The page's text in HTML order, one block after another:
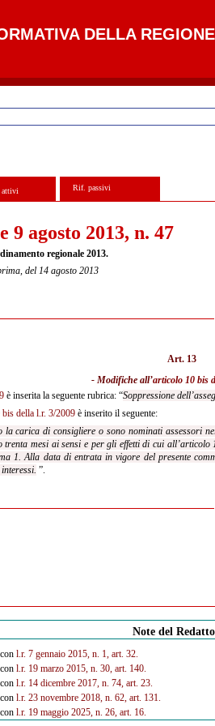
DELLA
Rif. passivi
9 agosto 2013, n. 47
regionale 2013.
del 14 agosto 2013
Art. 13
- Modifiche all’articolo 10 bis
è inserita la seguente rubrica: “Soppressione
della l.r. 3/2009 è inserito il seguente:
la carica di consigliere o sono nominati assessori
mesi ai sensi e per gli effetti di cui
1. Alla data di entrata invigore del presente
”.
Note del
l.r. 7 gennaio 2015, n. 1, art. 32.
l.r. 19 marzo 2015, n. 30, art. 140.
l.r. 14 dicembre 2017, n. 74, art. 23.
l.r. 23 novembre 2018, n. 62, art. 131.
l.r. 19 maggio 2025, n. 26, art. 16.